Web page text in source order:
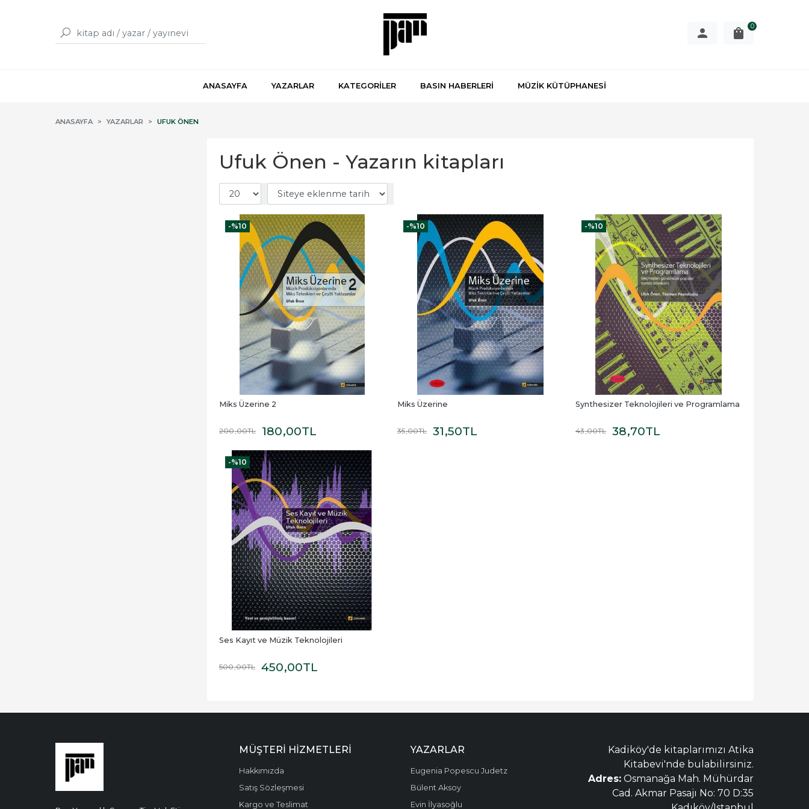
0
ANASAYFA YAZARLAR KATEGORİLER BASIN HABERLERİ MÜZİK KÜTÜPHANESİ
ANASAYFA YAZARLAR UFUK ÖNEN
Ufuk Önen - Yazarın kitapları
-%10
Miks Üzerine 2
200,00TL 180,00TL
-%10
Miks Üzerine
35,00TL 31,50TL
-%10
Synthesizer Teknolojileri ve Programlama
43,00TL 38,70TL
-%10
Ses Kayıt ve Müzik Teknolojileri
500,00TL 450,00TL
MÜŞTERI HIZMETLERI
Hakkımızda
Satış Sözleşmesi
Kargo ve Teslimat
YAZARLAR
Eugenia Popescu Judetz
Bülent Aksoy
Evin İlyasoğlu
Kadiköy'de kitaplarımızı Atika
Kitabevi'nde bulabilirsiniz.
Adres: Osmanağa Mah. Mühürdar
Cad. Akmar Pasajı No: 70 D:35